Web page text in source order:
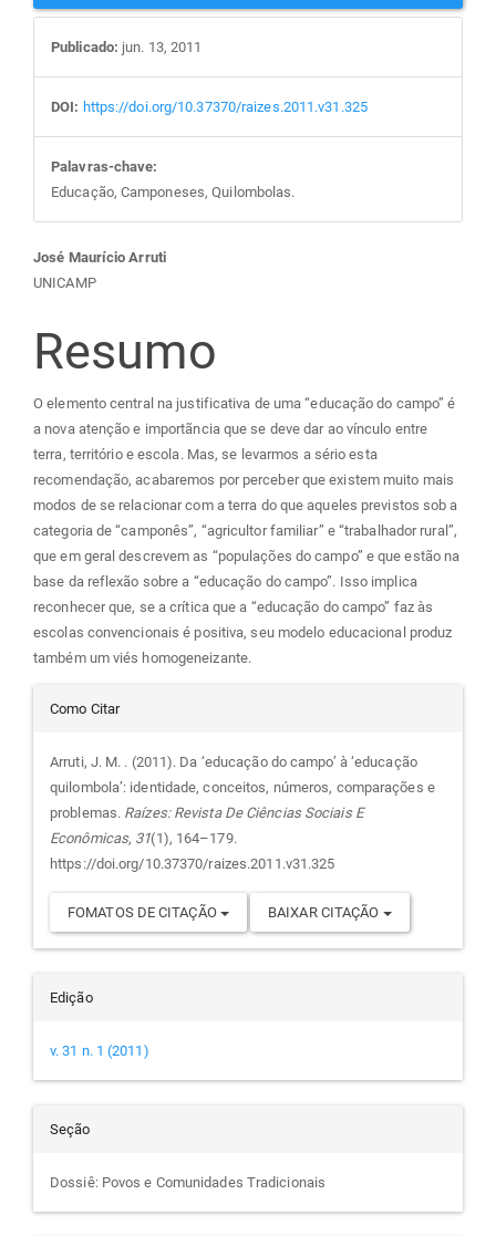
Publicado: jun. 13, 2011
DOI: https://doi.org/10.37370/raizes.2011.v31.325
Palavras-chave:
Educação, Camponeses, Quilombolas.
Conteúdo
do
artigo
principal
José Maurício Arruti
UNICAMP
Resumo
O elemento central na justificativa de uma “educação do campo” é
a nova atenção e importãncia que se deve dar ao vínculo entre
terra, território e escola. Mas, se levarmos a sério esta
recomendação, acabaremos por perceber que existem muito mais
modos de se relacionar com a terra do que aqueles previstos sob a
categoria de “camponês”, “agricultor familiar” e “trabalhador rural”,
que em geral descrevem as “populações do campo” e que estão na
base da reflexão sobre a “educação do campo”. Isso implica
reconhecer que, se a crítica que a “educação do campo” faz às
escolas convencionais é positiva, seu modelo educacional produz
também um viés homogeneizante.
Detalhes
do
artigo
Como Citar
Arruti, J. M. . (2011). Da ‘educação do campo’ à ‘educação
quilombola’: identidade, conceitos, números, comparações e
problemas. Raízes: Revista De Ciências Sociais E
Econômicas, 31(1), 164–179.
https://doi.org/10.37370/raizes.2011.v31.325
FOMATOS DE CITAÇÃO BAIXAR CITAÇÃO
Edição
v. 31 n. 1 (2011)
Seção
Dossiê: Povos e Comunidades Tradicionais